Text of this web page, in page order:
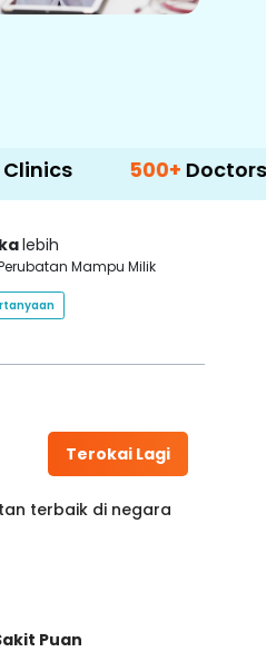
500+Doctors &
lebih
Mampu Milik
Terokai Lagi
terbaik di negara
Puan